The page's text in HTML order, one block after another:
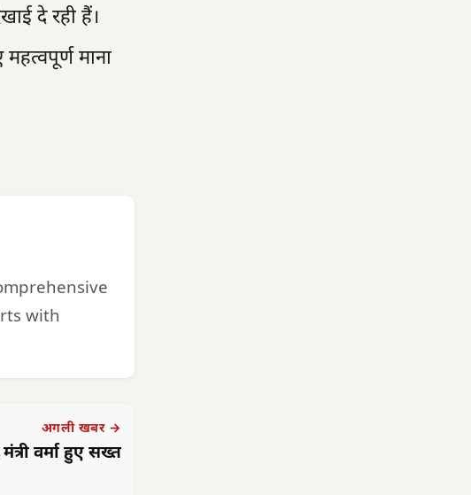
दे रही हैं।
माना
with
अगली खबर →
वर्मा हुए सख्त